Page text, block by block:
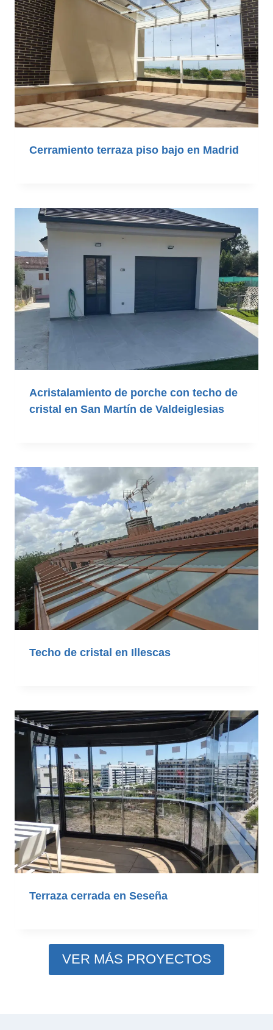
Cerramiento terraza piso bajo en Madrid
Acristalamiento de porche con techo de
cristal en San Martín de Valdeiglesias
Techo de cristal en Illescas
Terraza cerrada en Seseña
VER MÁS PROYECTOS